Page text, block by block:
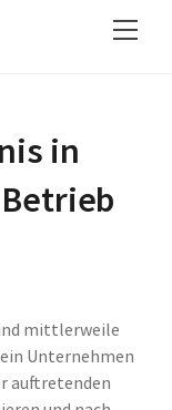
in
mittlerweile
Unternehmen
auftretenden